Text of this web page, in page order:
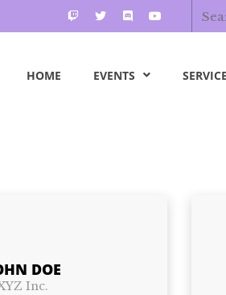
HOME EVENTS
DOE
Inc.